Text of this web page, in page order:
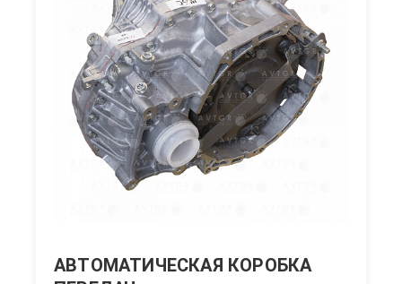
АВТОМАТИЧЕСКАЯ КОРОБКА